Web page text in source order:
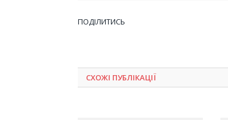
ПОДІЛИТИСЬ
СХОЖІ ПУБЛІКАЦІЇ